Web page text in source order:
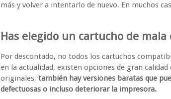
más y volver a intentarlo de nuevo. En muchos
Has elegido un cartucho de mala
Por descontado, no todos los cartuchos
en la actualidad, existen opciones de gran
originales, también hay versiones baratas que
defectuosas o incluso deteriorar la impresora.